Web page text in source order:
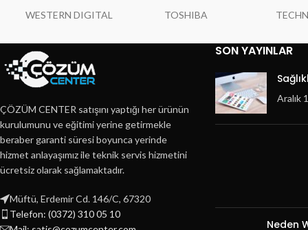
WESTERN DIGITAL TOSHIBA
ÇÖZÜM CENTER satışını yaptığı her ürünün
kurulumunu ve eğitimi yerine getirmekle
beraber garanti süresi boyunca yerinde
hizmet anlayaşımız ile teknik servis hizmetini
ücretsiz olarak sağlamaktadır.
Müftü, Erdemir Cd. 146/C, 67320
Telefon: (0372) 310 05 10
SON YAYINLAR
Aralık
Neden